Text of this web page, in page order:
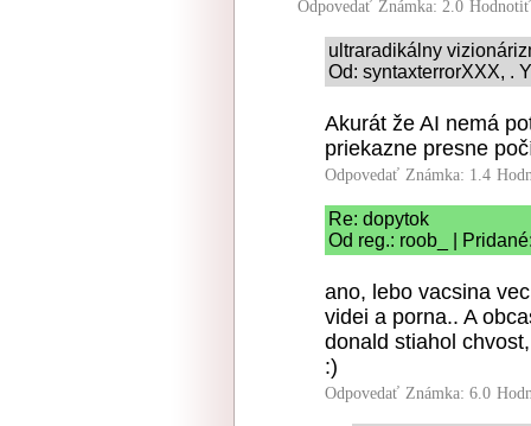
Odpovedať Známka: 2.0
ultraradikálny
Od: syntaxterrorXXX, .
Akurát že AI nemá
priekazne presne
Odpovedať Známka: 1.4
Re: dopytok
Od reg.: roob_ |
ano, lebo vacsina
videi a porna.. A
donald stiahol
:)
Odpovedať Známka: 6.0